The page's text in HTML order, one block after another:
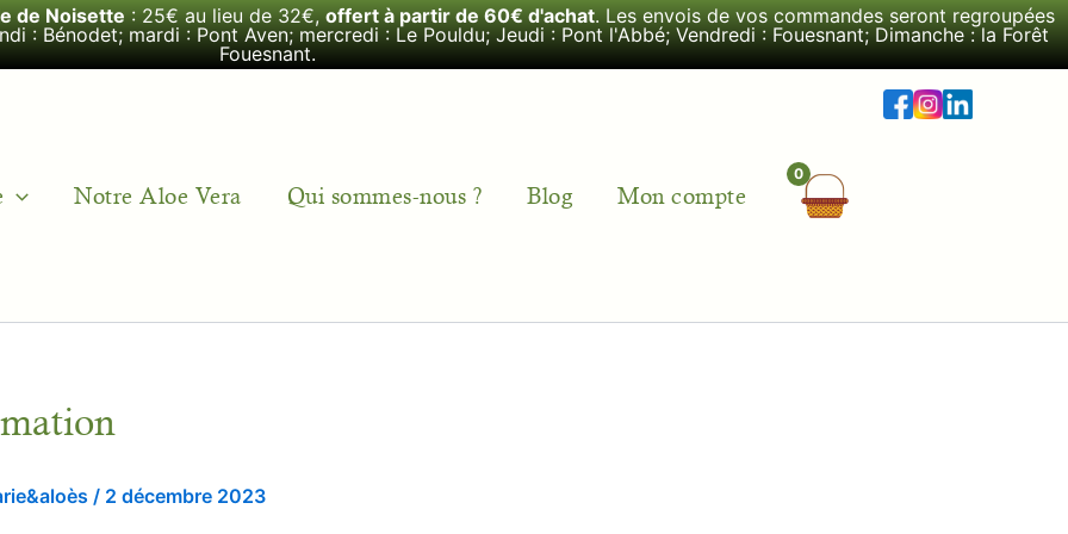
de Noisette: 25€ au lieu de 32€,offert à partir de 60€ d'achat. Les envois de vos commandes seront regroupées
: Bénodet; mardi : Pont Aven; mercredi : Le Pouldu; Jeudi : Pont l'Abbé; Vendredi : Fouesnant; Dimanche : la Forêt
Fouesnant.
Notre Aloe Vera Qui sommes-nous ? Blog Mon compte
/ 2 décembre 2023